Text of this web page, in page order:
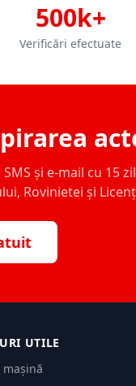
500k+
Verificări efectuate
și e-mail cu 15
Rovinietei și
UTILE